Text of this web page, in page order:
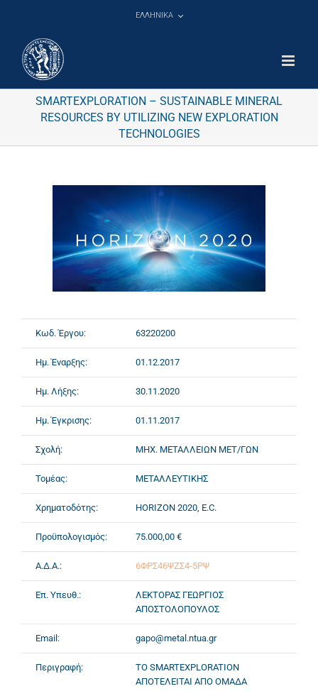
ΕΛΛΗΝΙΚΑ
SMARTEXPLORATION – SUSTAINABLE MINERAL
RESOURCES BY UTILIZING NEW EXPLORATION
TECHNOLOGIES
Κωδ. Έργου: 63220200
Ημ. Έναρξης: 01.12.2017
Ημ. Λήξης: 30.11.2020
Ημ. Έγκρισης: 01.11.2017
Σχολή: ΜΗΧ. ΜΕΤΑΛΛΕΙΩΝ ΜΕΤ/ΓΩΝ
Τομέας: ΜΕΤΑΛΛΕΥΤΙΚΗΣ
Χρηματοδότης: HORIZON 2020, E.C.
Προϋπολογισμός: 75.000,00 €
Α.Δ.Α.: 6ΦΡΣ46ΨΖΣ4-5ΡΨ
Επ. Υπευθ.:
ΛΕΚΤΟΡΑΣ ΓΕΩΡΓΙΟΣ
ΑΠΟΣΤΟΛΟΠΟΥΛΟΣ
Email: gapo@metal.ntua.gr
Περιγραφή:
ΤΟ SMARTEXPLORATION
ΑΠΟΤΕΛΕΙΤΑΙ ΑΠΟ ΟΜΑΔΑ